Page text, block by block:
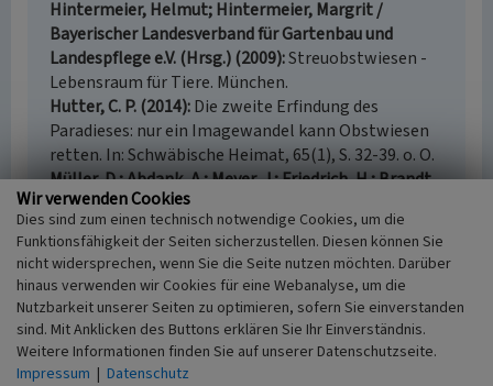
Hintermeier, Helmut; Hintermeier, Margrit /
Bayerischer Landesverband für Gartenbau und
Landespflege e.V. (Hrsg.) (2009) Streuobstwiesen -
Lebensraum für Tiere. München.
Hutter, C. P. (2014) Die zweite Erfindung des
Paradieses: nur ein Imagewandel kann Obstwiesen
retten. In: Schwäbische Heimat, 65(1), S. 32-39. o. O.
Müller, D.; Abdank, A.; Meyer, J.; Friedrich, H.; Brandt,
R. (2009) Streuobst-Situation und Perspektiven in
Mecklenburg-Vorpommern. (Naturschutzarbeit in
Mecklenburg-Vorpommern, 2.) S. 29-39. o. O.
Wiche, O.; Nigmann, U.; Achtziger, R.
(2015) Beziehungen zwischen
Zikadengemeinschaften und dem Mahdregime sowie
der Vegetation in Streuobstwiesen (Hemiptera:
Auchenorrhyncha). In: Cicadina, 15, S. 1-20. o. O.
Wir verwenden Cookies
Dies sind zum einen technisch notwendige Cookies, um die
Funktionsfähigkeit der Seiten sicherzustellen. Diesen können Sie
nicht widersprechen, wenn Sie die Seite nutzen möchten. Darüber
hinaus verwenden wir Cookies für eine Webanalyse, um die
Nutzbarkeit unserer Seiten zu optimieren, sofern Sie einverstanden
sind. Mit Anklicken des Buttons erklären Sie Ihr Einverständnis.
Weitere Informationen finden Sie auf unserer Datenschutzseite.
Impressum | Datenschutz